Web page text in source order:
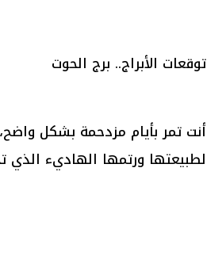
توقعات الأبراج.. برج الحوت
أنت تمر بأيام مزدحمة بشكل
لطبيعتها ورتمها الهاديء الذي